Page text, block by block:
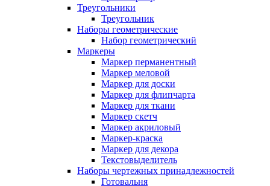
Треугольники
Треугольник
Наборы геометрические
Набор геометрический
Маркеры
Маркер перманентный
Маркер меловой
Маркер для доски
Маркер для флипчарта
Маркер для ткани
Маркер скетч
Маркер акриловый
Маркер-краска
Маркер для декора
Текстовыделитель
Наборы чертежных принадлежностей
Готовальня